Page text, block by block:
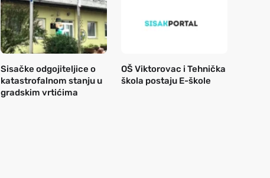
Sisačke odgojiteljice o
katastrofalnom stanju u
gradskim vrtićima
OŠ Viktorovac i Tehnička
škola postaju E-škole